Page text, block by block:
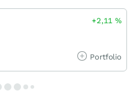
+2,11%
Portfolio